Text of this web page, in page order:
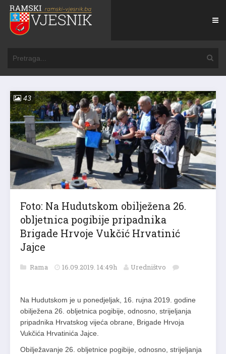
43
Foto: Na Hudutskom obilježena 26.
obljetnica pogibije pripadnika
Brigade Hrvoje Vukčić Hrvatinić
Jajce
Rama 16.09.2019. 14:49h Uredništvo
Na Hudutskom je u ponedjeljak, 16. rujna 2019. godine
obilježena 26. obljetnica pogibije, odnosno, strijeljanja
pripadnika Hrvatskog vijeća obrane, Brigade Hrvoja
Vukčića Hrvatinića Jajce.
Obilježavanje 26. obljetnice pogibije, odnosno, strijeljanja